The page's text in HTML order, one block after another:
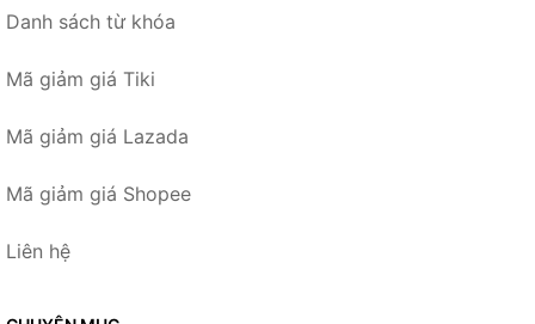
Danh sách từ khóa
Mã giảm giá Tiki
Mã giảm giá Lazada
Mã giảm giá Shopee
Liên hệ